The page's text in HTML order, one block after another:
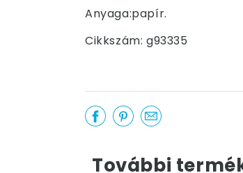
Anyaga:papír.
Cikkszám: g93335
További